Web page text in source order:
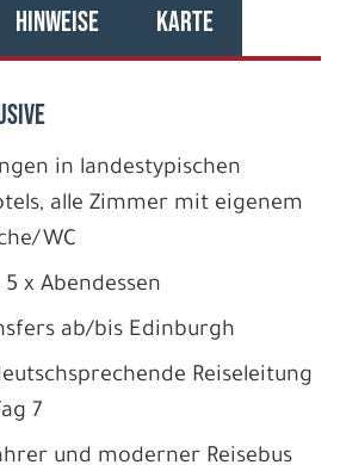
HINWEISE KARTE
in landestypischen
alle Zimmer mit eigenem
WC
x Abendessen
ab/bis Edinburgh
Reiseleitung
7
und moderner Reisebus